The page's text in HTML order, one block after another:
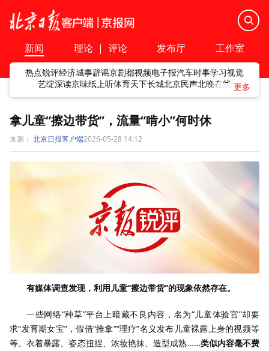
新闻 理论 | 评论 发布厅 工作室
热点锐评经济城事辟谣京剧都视频电子报汽车时事学习视觉
艺绽深读京味纸上听体育天下长城北京民声北晚在线
拿儿童“擦边带货”，流量“啃小”何时休
来源： 北京日报客户端2026-05-28 14:12
有媒体调查发现，利用儿童“擦边带货”的现象依然存在。
一些网络“种草”平台上暗藏不良内容，名为“儿童体验官”却要
求“发育期女宝”，假借“推拿”“理疗”名义发布儿童裸露上身的视频等
等。衣着暴露、姿态扭捏、浓妆艳抹、造型成熟……类似内容毫不费